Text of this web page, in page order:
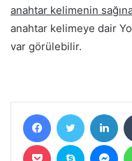
anahtar kelimenin
anahtar kelimeye dair
var görülebilir.
FacebookTwitter
Pocket Skype